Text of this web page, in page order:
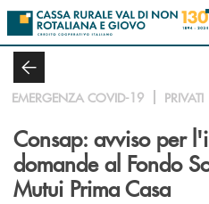
Salta al contenuto principale
EMERGENZA COVID-19 PRIVATI
Consap: avviso per
domande al Fondo
Mutui Prima Casa